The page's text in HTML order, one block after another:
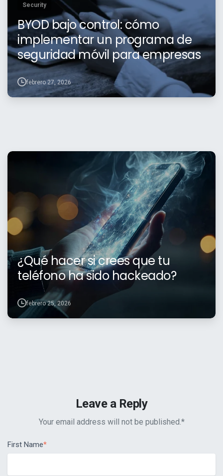
Security
BYOD bajo control: cómo
implementar un programa de
seguridad móvil para empresas
febrero 27, 2026
¿Qué hacer si crees que tu
teléfono ha sido hackeado?
febrero 25, 2026
Leave a Reply
Your email address will not be published.*
First Name*